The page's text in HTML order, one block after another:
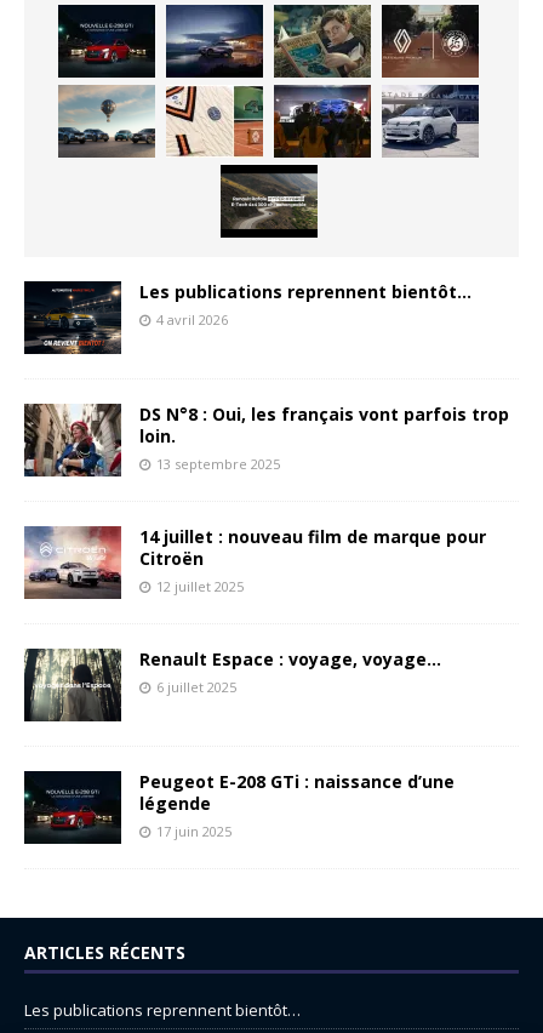
Les publications reprennent bientôt…
4 avril 2026
DS N°8 : Oui, les français vont parfois trop
loin.
13 septembre 2025
14 juillet : nouveau film de marque pour
Citroën
12 juillet 2025
Renault Espace : voyage, voyage…
6 juillet 2025
Peugeot E-208 GTi : naissance d’une
légende
17 juin 2025
ARTICLES RÉCENTS
Les publications reprennent bientôt…